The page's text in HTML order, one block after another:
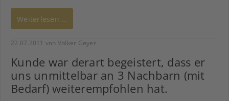
Weiterlesen …
22.07.2011 von Volker Geyer
Kunde war derart begeistert, dass er
uns unmittelbar an 3 Nachbarn (mit
Bedarf) weiterempfohlen hat.